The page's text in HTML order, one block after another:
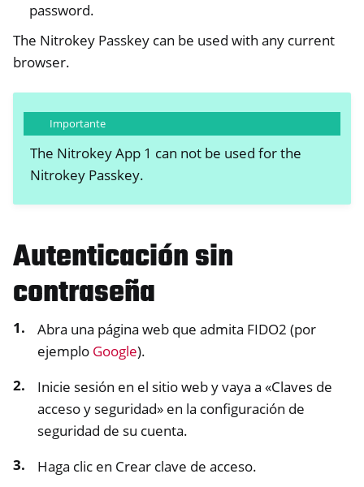
password.
The Nitrokey Passkey can be used with any current
browser.
Importante
The Nitrokey App 1 can not be used for the
Nitrokey Passkey.
Autenticación sin
contraseña
Abra una página web que admita FIDO2 (por
ejemplo Google).
Inicie sesión en el sitio web y vaya a «Claves de
acceso y seguridad» en la configuración de
seguridad de su cuenta.
Haga clic en Crear clave de acceso.